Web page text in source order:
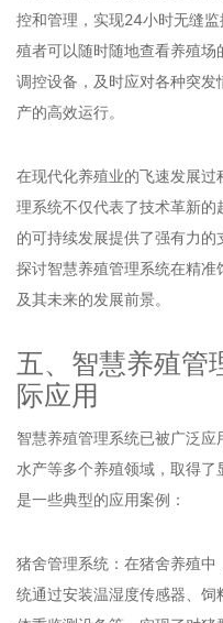
控和管理，实现24小时无缝
殖者可以随时随地查看养殖场
调控设备，及时应对各种突发
产的高效运行。
在现代化养殖业的飞速发展过
理系统不仅代表了技术革新的
的可持续发展提供了强有力的
探讨智慧养殖管理系统在精准
及其未来的发展前景。
五、智慧养殖管
际应用
智慧养殖管理系统已被广泛应
水产等多个养殖领域，取得了
是一些典型的应用案例：
猪舍管理系统：在猪舍养殖中
统通过安装温湿度传感器、饲